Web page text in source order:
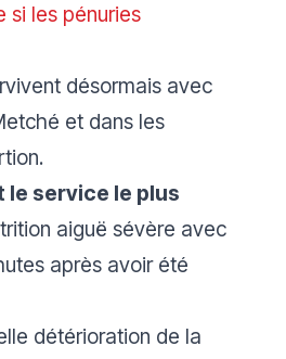
si les pénuries
désormais avec
et dans les
service le plus
aiguë sévère avec
après avoir été
détérioration de la